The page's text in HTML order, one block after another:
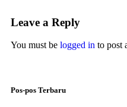
Leave a Reply
You must be logged in to post
Pos-pos Terbaru